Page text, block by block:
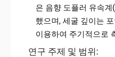
은 음향 도플러 유속
했으며, 세굴 깊이는
이용하여 주기적으로
연구 주제 및 범위: